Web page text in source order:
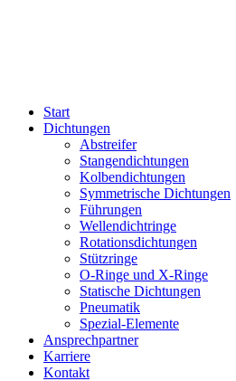
Start
Dichtungen
Abstreifer
Stangendichtungen
Kolbendichtungen
Symmetrische Dichtungen
Führungen
Wellendichtringe
Rotationsdichtungen
Stützringe
O-Ringe und X-Ringe
Statische Dichtungen
Pneumatik
Spezial-Elemente
Ansprechpartner
Karriere
Kontakt